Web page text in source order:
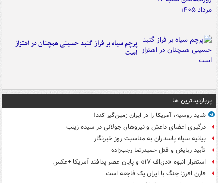
پرچم سیاه بر فراز گنبد حسینی همچنان در اهتزاز
است
پربازدیدترین ها
شاید روسیه، آمریکا را در ایران زمین‌گیر کند!
درگیری اعضای داعش و نیروهای جولانی در سیده زینب
بیانیه سپاه پاسداران به مناسبت روز خبرنگار
تأیید ربایش و قتل حمیدرضا رجب‌زاده
استقرار انبوه «دی‌اف‑۱۷» و پایان عصر پدافند آمریکا +عکس
فارن افرز: جنگ با ایران یک فاجعه است